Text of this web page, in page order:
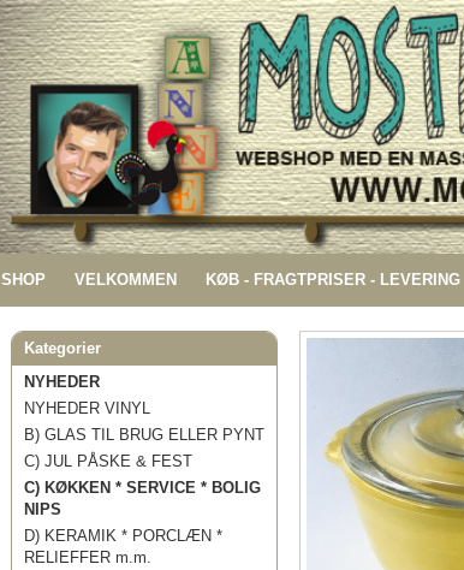
SHOP VELKOMMEN KØB - FRAGTPRISER - LEVERING
Kategorier
NYHEDER
NYHEDER VINYL
B) GLAS TIL BRUG ELLER PYNT
C) JUL PÅSKE & FEST
C) KØKKEN * SERVICE * BOLIG
NIPS
D) KERAMIK * PORCLÆN *
RELIEFFER m.m.